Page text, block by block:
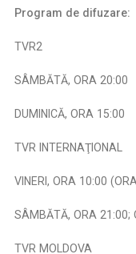
Program de difuzare:
TVR2
​​SÂMBĂTĂ, ORA 20:00
​​DUMINICĂ, ORA 15:00
​​TVR INTERNAŢIONAL
​​VINERI, ORA 10:00
​​SÂMBĂTĂ, ORA 21:00;
​​TVR MOLDOVA